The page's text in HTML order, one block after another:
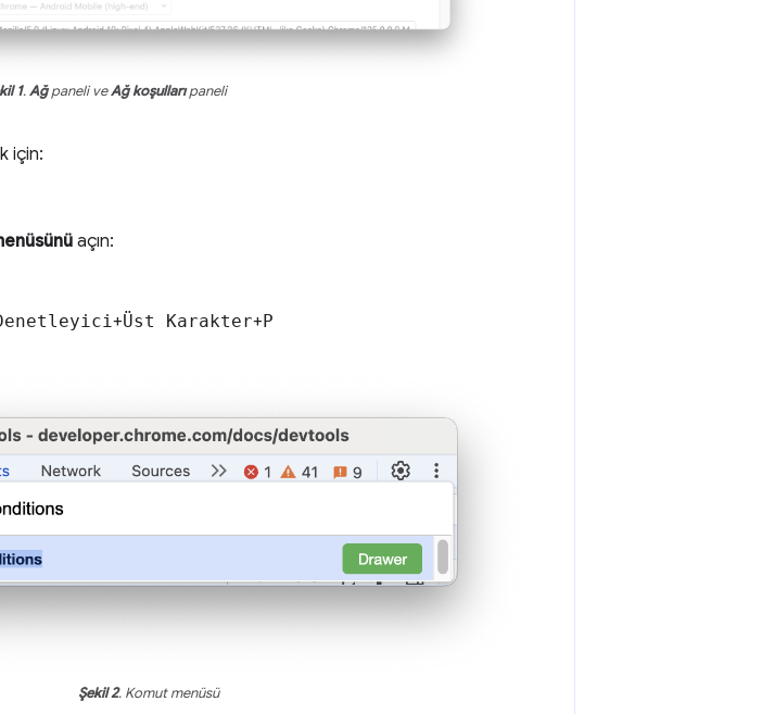
1.Ağpaneli veAğ koşullarıpaneli
için:
açın:
+Üst Karakter+P
Şekil 2. Komut menüsü